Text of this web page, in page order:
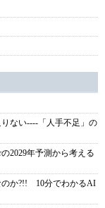
ない----「人手不足」の
2029年予測から考える
のか?!! 10分でわかるAI